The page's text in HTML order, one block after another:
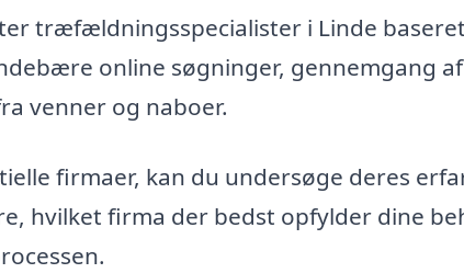
træfældningsspecialister i Linde
online søgninger, gennemgang
venner og naboer.
firmaer, kan du undersøge deres
hvilket firma der bedst opfylder dine